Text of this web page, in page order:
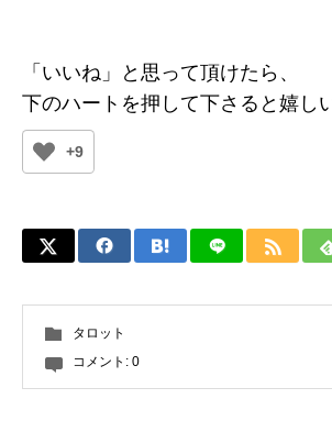
「いいね」と思って頂けたら、
下のハートを押して下さると嬉し
+9
タロット
コメント: 0